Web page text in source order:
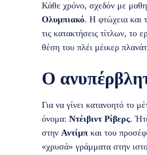
Κάθε χρόνο, σχεδόν με
Ολυμπιακό. Η φτώχεια και
τις κατακτήσεις τίτλων, το
θέση του πλέι μέικερ
Ο
Για να γίνει κατανοητό το
όνομα: Ντέιβιντ Ρίβερς.
στην Αντίμπ και του
«χρυσά» γράμματα στην